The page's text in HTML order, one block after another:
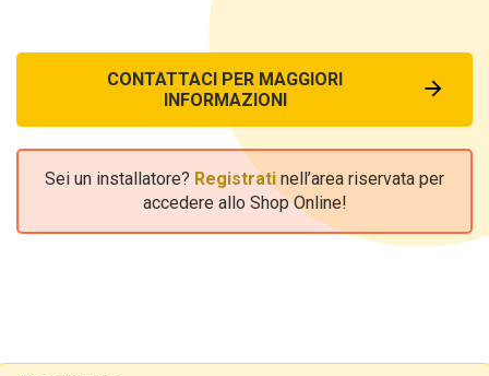
CONTATTACI PER MAGGIORI
INFORMAZIONI
Sei un installatore? Registrati nell’area riservata per
accedere allo Shop Online!